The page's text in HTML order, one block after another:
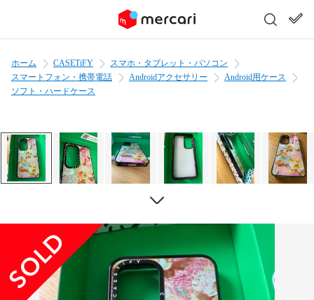
ホーム CASETiFY
スマホ・タブレット・パソコン
スマートフォン・携帯電話
Androidアクセサリー
Android用ケース
ソフト・ハードケース